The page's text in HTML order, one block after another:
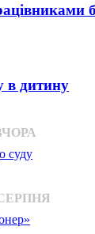
в дитину
суду